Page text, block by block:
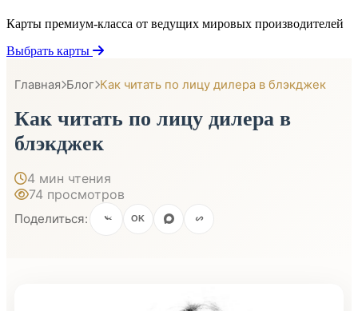
Карты премиум-класса от ведущих мировых производителей
Выбрать карты
Главная Блог Как читать по лицу дилера в блэкджек
Как читать по лицу дилера в
блэкджек
4 мин чтения
74 просмотров
Поделиться: OK